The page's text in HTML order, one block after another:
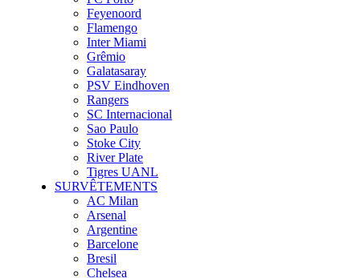
Feyenoord
Flamengo
Inter Miami
Grêmio
Galatasaray
PSV Eindhoven
Rangers
SC Internacional
Sao Paulo
Stoke City
River Plate
Tigres UANL
SURVÊTEMENTS
AC Milan
Arsenal
Argentine
Barcelone
Bresil
Chelsea